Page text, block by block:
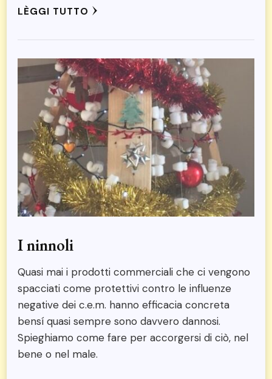
LÈGGI TUTTO
I ninnoli
Quasi mai i prodotti commerciali che ci vengono
spacciati come protettivi contro le influenze
negative dei c.e.m. hanno efficacia concreta
bensí quasi sempre sono davvero dannosi.
Spieghiamo come fare per accorgersi di ciò, nel
bene o nel male.